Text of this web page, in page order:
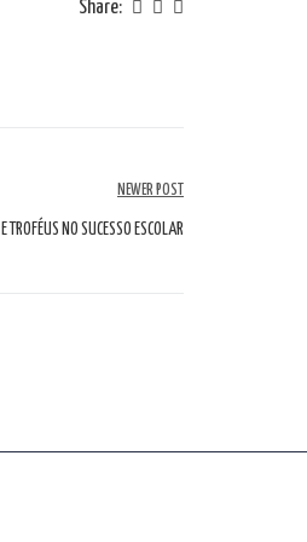
Share:
NEWER POST
TROFÉUS NO SUCESSO ESCOLAR